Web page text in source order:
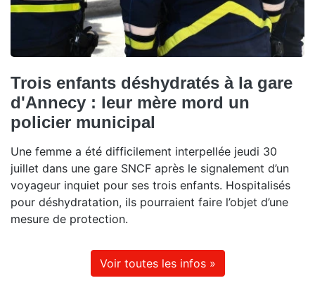
Trois enfants déshydratés à la gare
d'Annecy : leur mère mord un
policier municipal
Une femme a été difficilement interpellée jeudi 30
juillet dans une gare SNCF après le signalement d’un
voyageur inquiet pour ses trois enfants. Hospitalisés
pour déshydratation, ils pourraient faire l’objet d’une
mesure de protection.
Voir toutes les infos »